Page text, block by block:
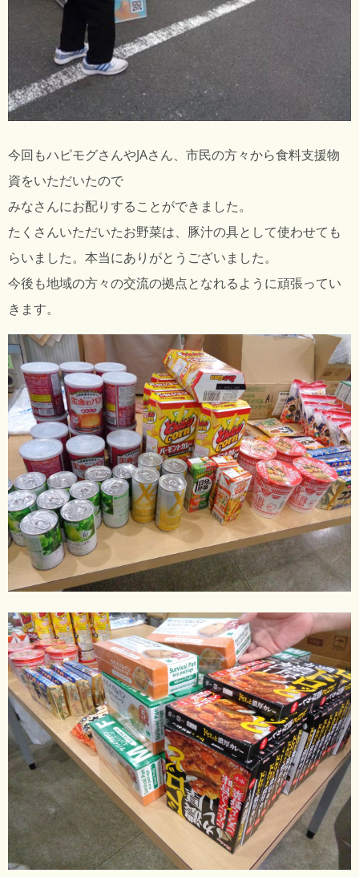
今回もハピモグさんやJAさん、市民の方々から食料支援物
資をいただいたので
みなさんにお配りすることができました。
たくさんいただいたお野菜は、豚汁の具として使わせても
らいました。本当にありがとうございました。
今後も地域の方々の交流の拠点となれるように頑張ってい
きます。